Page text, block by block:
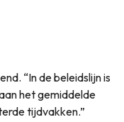
“In de beleidslijn is
het gemiddelde
tijdvakken.”